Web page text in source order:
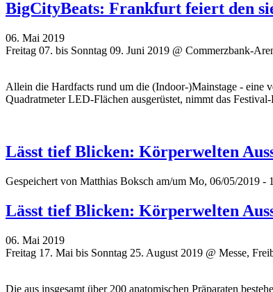
BigCityBeats: Frankfurt feiert den
06. Mai 2019
Freitag 07. bis Sonntag 09. Juni 2019 @ Commerzbank-
Allein die Hardfacts rund um die (Indoor-)Mainstage - eine
Quadratmeter LED-Flächen ausgerüstet, nimmt das
Lässt tief Blicken: Körperwelten
Gespeichert von Matthias Boksch am/um Mo, 06/05/2019 -
Lässt tief Blicken: Körperwelten
06. Mai 2019
Freitag 17. Mai bis Sonntag 25. August 2019 @ Messe,
Die aus insgesamt über 200 anatomischen Präparaten